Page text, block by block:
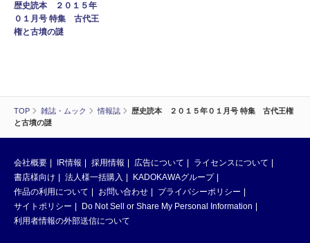
TOP 雑誌・ムック 情報誌
歴史読本 ２０１５年０１月号 特集 古代王権
と古墳の謎
歴史読本 ２０１５年
０１月号 特集 古代王
権と古墳の謎
会社概要 IR情報 採用情報 広告について
ライセンスについて
書店様向け
法人様一括購入
KADOKAWAグループ
作品の利用について
お問い合わせ
プライバシーポリシー
サイトポリシー
Do Not Sell or Share My Personal Information
利用者情報の外部送信について